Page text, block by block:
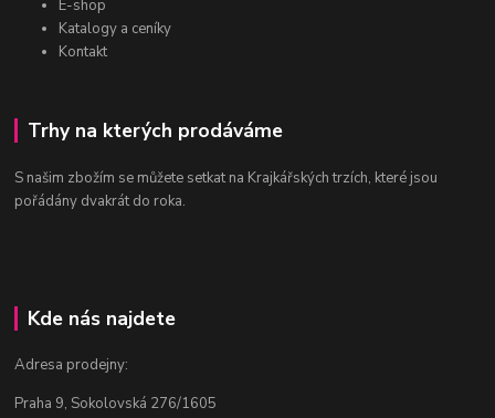
E-shop
Katalogy a ceníky
Kontakt
Trhy na kterých prodáváme
S našim zbožím se můžete setkat na Krajkářských trzích, které jsou
pořádány dvakrát do roka.
Kde nás najdete
Adresa prodejny:
Praha 9, Sokolovská 276/1605